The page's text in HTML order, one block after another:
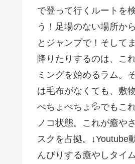
で登って行くルートを
う！足場のない場所か
とジャンプで！そして
降りたりするのは、こ
ミングを始めるラム。
は毛布がなくても、敷
べちょべちょ💦でもこ
ノコ状態。これが癒や
スクを占拠。↓Youtube
んびりする癒やしタイ